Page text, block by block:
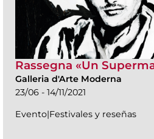
Rassegna «Un
Galleria d'Arte Moderna
23/06 - 14/11/2021
Evento|Festivales y reseñas